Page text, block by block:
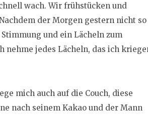
wach. Wir frühstücken und
der Morgen gestern nicht so
und ein Lächeln zum
nehme jedes Lächeln, das ich
mich auch auf die Couch, diese
nach seinem Kakao und der Mann